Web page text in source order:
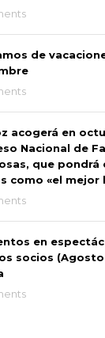
de
acogerá en
Nacional de
que pondrá
como «el mejor
en
socios (Agosto